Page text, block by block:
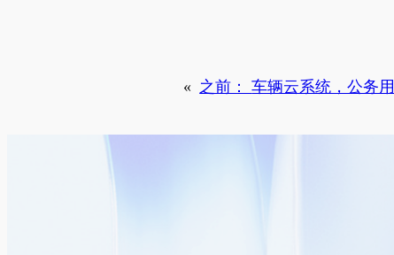
« 之前：车辆云系统，公务